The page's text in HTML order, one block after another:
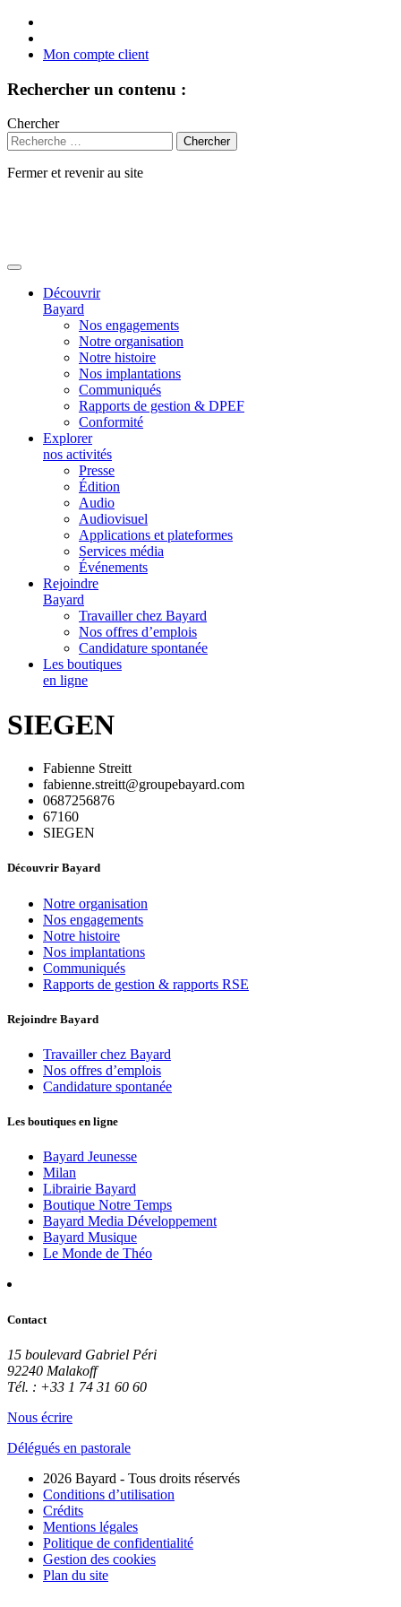
Mon compte client
Rechercher un contenu :
Chercher
Fermer et revenir au site
Découvrir
Bayard
Nos engagements
Notre organisation
Notre histoire
Nos implantations
Communiqués
Rapports de gestion & DPEF
Conformité
Explorer
nos activités
Presse
Édition
Audio
Audiovisuel
Applications et plateformes
Services média
Événements
Rejoindre
Bayard
Travailler chez Bayard
Nos offres d’emplois
Candidature spontanée
Les boutiques
en ligne
SIEGEN
Fabienne Streitt
fabienne.streitt@groupebayard.com
0687256876
67160
SIEGEN
Découvrir Bayard
Notre organisation
Nos engagements
Notre histoire
Nos implantations
Communiqués
Rapports de gestion & rapports RSE
Rejoindre Bayard
Travailler chez Bayard
Nos offres d’emplois
Candidature spontanée
Les boutiques en ligne
Bayard Jeunesse
Milan
Librairie Bayard
Boutique Notre Temps
Bayard Media Développement
Bayard Musique
Le Monde de Théo
Contact
15 boulevard Gabriel Péri
92240 Malakoff
Tél. : +33 1 74 31 60 60
Nous écrire
Délégués en pastorale
2026 Bayard - Tous droits réservés
Conditions d’utilisation
Crédits
Mentions légales
Politique de confidentialité
Gestion des cookies
Plan du site